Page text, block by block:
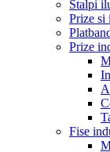
Stalpi
Prize si
Prize
Fise